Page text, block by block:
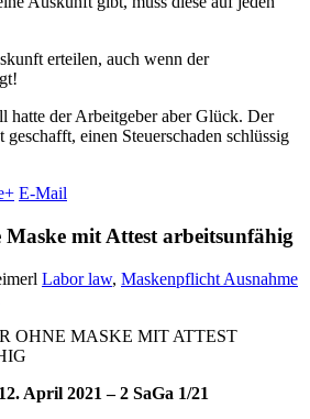
erteilen, auch wenn der
hatte der Arbeitgeber aber Glück. Der
einen Steuerschaden schlüssig
E-Mail
mit Attest arbeitsunfähig
Labor law, Maskenpflicht Ausnahme
OHNE MASKE MIT ATTEST
April 2021 – 2 SaGa 1/21